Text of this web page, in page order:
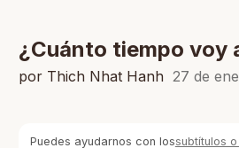
¿Cuánto tiempo voy
por Thich Nhat Hanh 27 de
Puedes ayudarnos con lossubtítulos